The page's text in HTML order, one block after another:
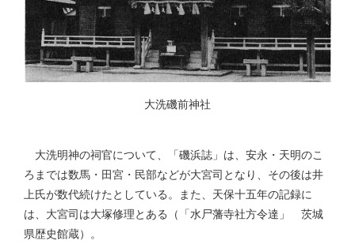
大洗磯前神社
大洗明神の祠官について、「磯浜誌」は、安永・天明のこ
ろまでは数馬・田宮・民部などが大宮司となり、その後は井
上氏が数代続けたとしている。また、天保十五年の記録に
は、大宮司は大塚修理とある（「水尸藩寺社方令達」 茨城
県歴史館蔵）。